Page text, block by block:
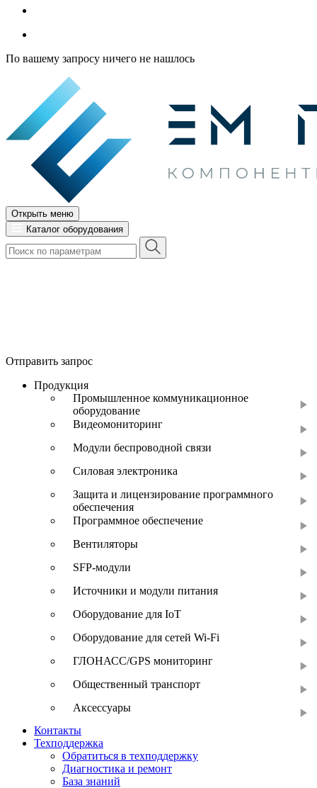
По вашему запросу ничего не нашлось
Открыть меню
Каталог оборудования
Отправить запрос
Продукция
Промышленное коммуникационное
оборудование
Видеомониторинг
Модули беспроводной связи
Силовая электроника
Защита и лицензирование программного
обеспечения
Программное обеспечение
Вентиляторы
SFP-модули
Источники и модули питания
Оборудование для IoT
Оборудование для сетей Wi-Fi
ГЛОНАСС/GPS мониторинг
Общественный транспорт
Аксессуары
Контакты
Техподдержка
Обратиться в техподдержку
Диагностика и ремонт
База знаний